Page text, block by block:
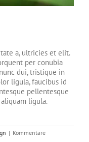
a, ultricies et elit.
per conubia
dui, tristique in
ligula, faucibus id
pellentesque
ligula.
| Kommentare